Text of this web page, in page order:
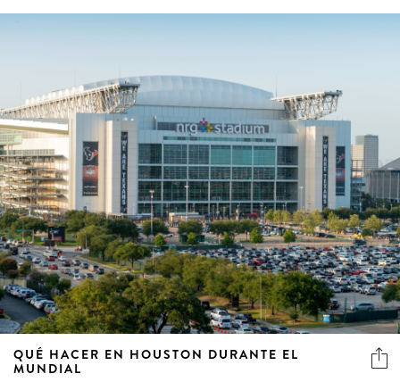
QUÉ HACER EN HOUSTON DURANTE EL
MUNDIAL